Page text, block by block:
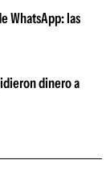
WhatsApp: las
dinero a